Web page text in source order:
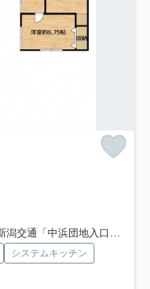
潟交通「中浜団地入口」バス停下車 徒歩3分
システムキッチン